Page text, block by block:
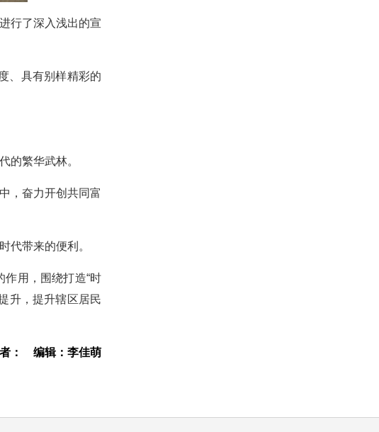
行了深入浅出的宣
、具有别样精彩的
的繁华武林。
，奋力开创共同富
代带来的便利。
用，围绕打造“时
升，提升辖区居民
： 编辑：李佳萌